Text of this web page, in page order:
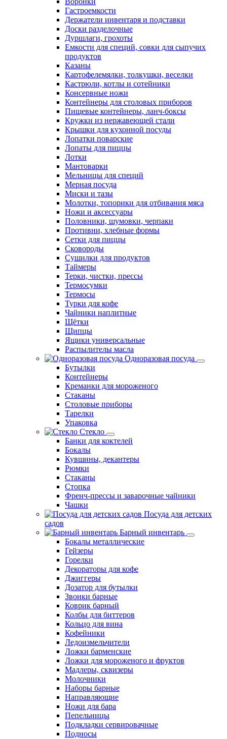
Гастроемкости
Держатели инвентаря и подставки
Доски разделочные
Дуршлаги, грохоты
Емкости для специй, совки для сыпучих
продуктов
Казаны
Картофелемялки, толкушки, веселки
Кастрюли, котлы и сотейники
Консервные ножи
Контейнеры для столовых приборов
Пищевые контейнеры, ланч-боксы
Кружки из нержавеющей стали
Крышки для кухонной посуды
Лопатки поварские
Лопаты для пиццы
Лотки
Мантоварки
Мельницы для специй
Мерная посуда
Миски и тазы
Молотки, топорики для отбивания мяса
Ножи и аксессуары
Половники, шумовки, черпаки
Противни, хлебные формы
Сетки для пиццы
Сковороды
Сушилки для продуктов
Таймеры
Терки, чистки, прессы
Термосумки
Термосы
Турки для кофе
Чайники наплитные
Щётки
Щипцы
Ящики универсальные
Распылителы масла
Одноразовая посуда
Бутылки
Контейнеры
Креманки для мороженого
Стаканы
Столовые приборы
Тарелки
Упаковка
Стекло
Банки для коктелей
Бокалы
Кувшины, декантеры
Рюмки
Стаканы
Стопка
Френч-прессы и заварочные чайники
Чашки
Посуда для детских
садов
Барный инвентарь
Бокалы металлические
Гейзеры
Горелки
Декораторы для кофе
Джиггеры
Дозатор для бутылки
Звонки барные
Коврик барный
Колбы для биттеров
Кольцо для вина
Кофейники
Ледоизмельчители
Ложки барменские
Ложки для мороженого и фруктов
Мадлеры, сквизеры
Молочники
Наборы барные
Направляющие
Ножи для бара
Пепельницы
Подкладки сервировачные
Подносы